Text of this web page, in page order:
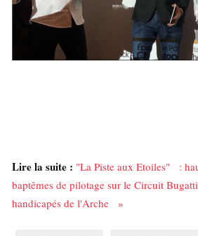
Lire la suite : "La Piste aux Etoiles" :
baptêmes de pilotage sur le Circuit
handicapés de l'Arche »